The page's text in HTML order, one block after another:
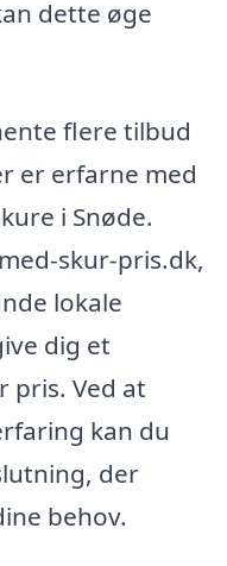
dette øge
flere tilbud
er erfarne med
i Snøde.
skur-pris.dk,
lokale
dig et
pris. Ved at
kan du
der
behov.